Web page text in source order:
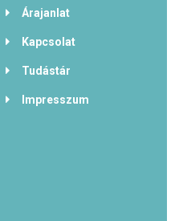
Árajanlat
Kapcsolat
Tudástár
Impresszum